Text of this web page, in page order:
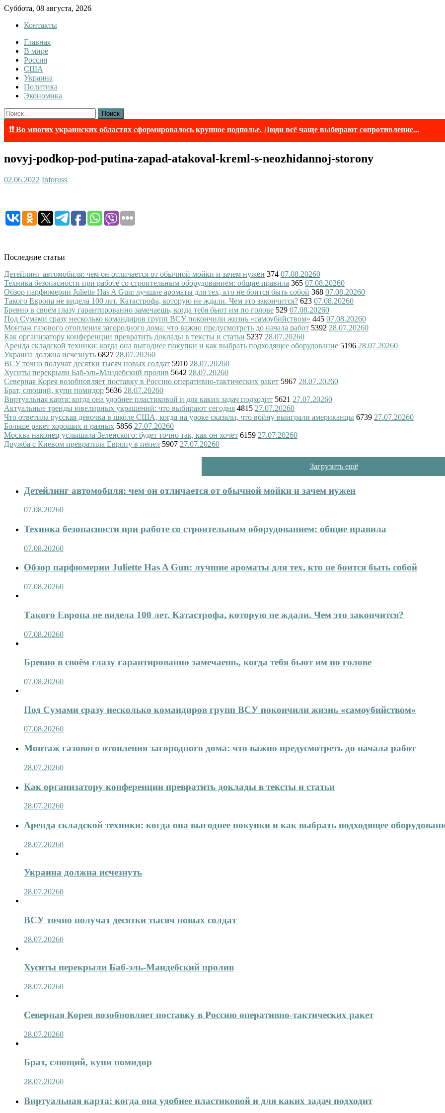
Skip
content
Суббота, 08 августа, 2026
Контакты
InfoRuss
InfoRuss — Новости
Главная
В мире
Россия
США
Украина
Политика
Экономика
Найти:
❗❗ Во многих украинских областях сформировалось крупное подполье. Люди всё чаще выбирают сопротивление...
novyj-podkop-pod-putina-zapad-atakoval-kreml-s-neozhidannoj-storony
02.06.2022 Inforuss
Последние статьи
Детейлинг автомобиля: чем он отличается от обычной мойки и зачем нужен 374 07.08.20260
Техника безопасности при работе со строительным оборудованием: общие правила 365 07.08.20260
Обзор парфюмерии Juliette Has A Gun: лучшие ароматы для тех, кто не боится быть собой 368 07.08.20260
Такого Европа не видела 100 лет. Катастрофа, которую не ждали. Чем это закончится? 623 07.08.20260
Бревно в своём глазу гарантированно замечаешь, когда тебя бьют им по голове 529 07.08.20260
Под Сумами сразу несколько командиров групп ВСУ покончили жизнь «самоубийством» 445 07.08.20260
Монтаж газового отопления загородного дома: что важно предусмотреть до начала работ 5392 28.07.20260
Как организатору конференции превратить доклады в тексты и статьи 5237 28.07.20260
Аренда складской техники: когда она выгоднее покупки и как выбрать подходящее оборудование 5196 28.07.20260
Украина должна исчезнуть 6827 28.07.20260
ВСУ точно получат десятки тысяч новых солдат 5910 28.07.20260
Хуситы перекрыли Баб-эль-Мандебский пролив 5642 28.07.20260
Северная Корея возобновляет поставку в Россию оперативно-тактических ракет 5967 28.07.20260
Брат, слющий, купи помидор 5636 28.07.20260
Виртуальная карта: когда она удобнее пластиковой и для каких задач подходит 5621 27.07.20260
Актуальные тренды ювелирных украшений: что выбирают сегодня 4815 27.07.20260
Что ответила русская девочка в школе США, когда на уроке сказали, что войну выиграли американцы 6739 27.07.20260
Больше ракет хороших и разных 5856 27.07.20260
Москва наконец услышала Зеленского: будет точно так, как он хочет 6159 27.07.20260
Дружба с Киевом превратила Европу в пепел 5907 27.07.20260
Загрузить ещё
Детейлинг автомобиля: чем он отличается от обычной мойки и зачем нужен
07.08.20260
Техника безопасности при работе со строительным оборудованием: общие правила
07.08.20260
Обзор парфюмерии Juliette Has A Gun: лучшие ароматы для тех, кто не боится быть собой
07.08.20260
Такого Европа не видела 100 лет. Катастрофа, которую не ждали. Чем это закончится?
07.08.20260
Бревно в своём глазу гарантированно замечаешь, когда тебя бьют им по голове
07.08.20260
Под Сумами сразу несколько командиров групп ВСУ покончили жизнь «самоубийством»
07.08.20260
Монтаж газового отопления загородного дома: что важно предусмотреть до начала работ
28.07.20260
Как организатору конференции превратить доклады в тексты и статьи
28.07.20260
Аренда складской техники: когда она выгоднее покупки и как выбрать подходящее
28.07.20260
Украина должна исчезнуть
28.07.20260
ВСУ точно получат десятки тысяч новых солдат
28.07.20260
Хуситы перекрыли Баб-эль-Мандебский пролив
28.07.20260
Северная Корея возобновляет поставку в Россию оперативно-тактических ракет
28.07.20260
Брат, слющий, купи помидор
28.07.20260
Виртуальная карта: когда она удобнее пластиковой и для каких задач подходит